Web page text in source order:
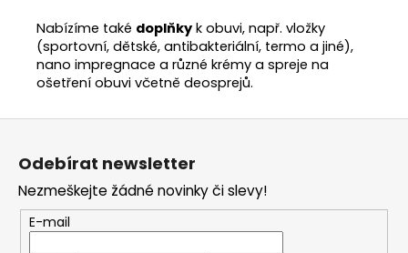
Nabízíme také doplňky k obuvi, např. vložky
(sportovní, dětské, antibakteriální, termo a jiné),
nano impregnace a různé krémy a spreje na
ošetření obuvi včetně deosprejů.
Z
Odebírat newsletter
Nezmeškejte žádné novinky či slevy!
E-mail